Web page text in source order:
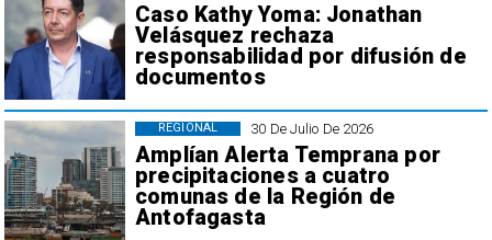
Caso Kathy Yoma: Jonathan
Velásquez rechaza
responsabilidad por difusión de
documentos
30 De Julio De 2026
Amplían Alerta Temprana por
precipitaciones a cuatro
comunas de la Región de
Antofagasta
REGIONAL